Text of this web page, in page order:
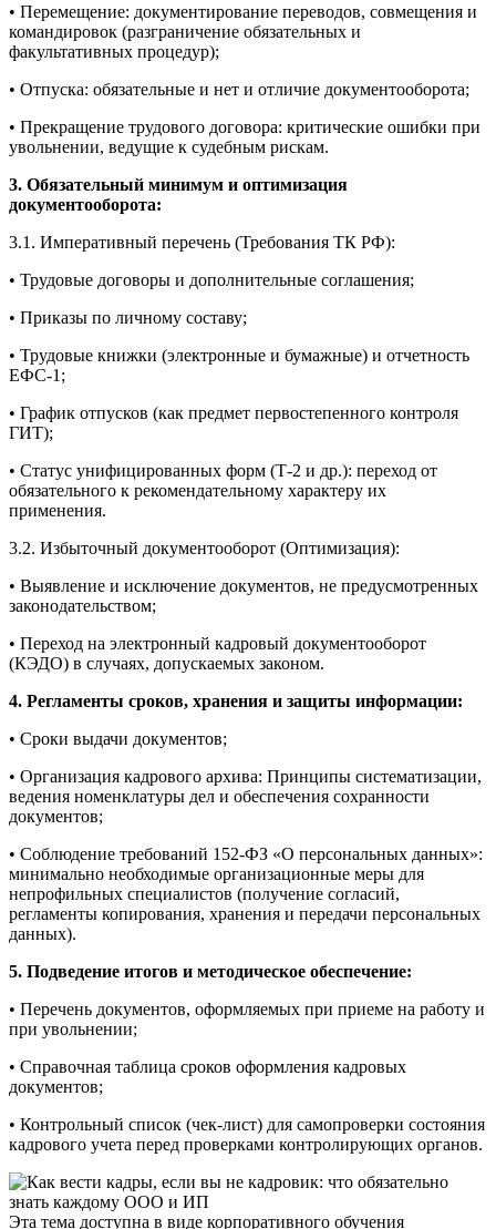
• Перемещение: документирование переводов, совмещения и
командировок (разграничение обязательных и
факультативных процедур);
• Отпуска: обязательные и нет и отличие документооборота;
• Прекращение трудового договора: критические ошибки при
увольнении, ведущие к судебным рискам.
3. Обязательный минимум и оптимизация
документооборота:
3.1. Императивный перечень (Требования ТК РФ):
• Трудовые договоры и дополнительные соглашения;
• Приказы по личному составу;
• Трудовые книжки (электронные и бумажные) и отчетность
ЕФС-1;
• График отпусков (как предмет первостепенного контроля
ГИТ);
• Статус унифицированных форм (Т-2 и др.): переход от
обязательного к рекомендательному характеру их
применения.
3.2. Избыточный документооборот (Оптимизация):
• Выявление и исключение документов, не предусмотренных
законодательством;
• Переход на электронный кадровый документооборот
(КЭДО) в случаях, допускаемых законом.
4. Регламенты сроков, хранения и защиты информации:
• Сроки выдачи документов;
• Организация кадрового архива: Принципы систематизации,
ведения номенклатуры дел и обеспечения сохранности
документов;
• Соблюдение требований 152-ФЗ «О персональных данных»:
минимально необходимые организационные меры для
непрофильных специалистов (получение согласий,
регламенты копирования, хранения и передачи персональных
данных).
5. Подведение итогов и методическое обеспечение:
• Перечень документов, оформляемых при приеме на работу и
при увольнении;
• Справочная таблица сроков оформления кадровых
документов;
• Контрольный список (чек-лист) для самопроверки состояния
кадрового учета перед проверками контролирующих органов.
Эта тема доступна в виде корпоративного обучения